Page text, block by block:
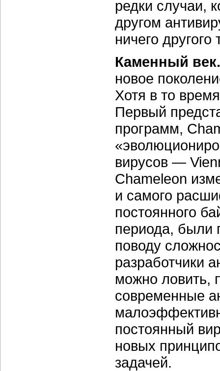
редки случаи,
другом
ничего
Каменный
новое
Хотя в то
Первый
программ,
вирусов —
Chameleon
и самого
постоянного
периода, были
поводу
разработчики
можно ловить,
современные
постоянный
новых
задачей.